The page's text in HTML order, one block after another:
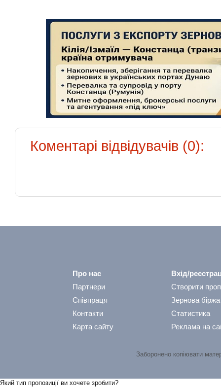
Коментарі відвідувачів (0):
Про нас
Партнери
Співпраця
Контакти
Карта сайту
Вхід/
Створити
Зернова біржа
Статистика
Реклама на
Заборонено копіювати
Який тип пропозицiї ви хочете зробити?